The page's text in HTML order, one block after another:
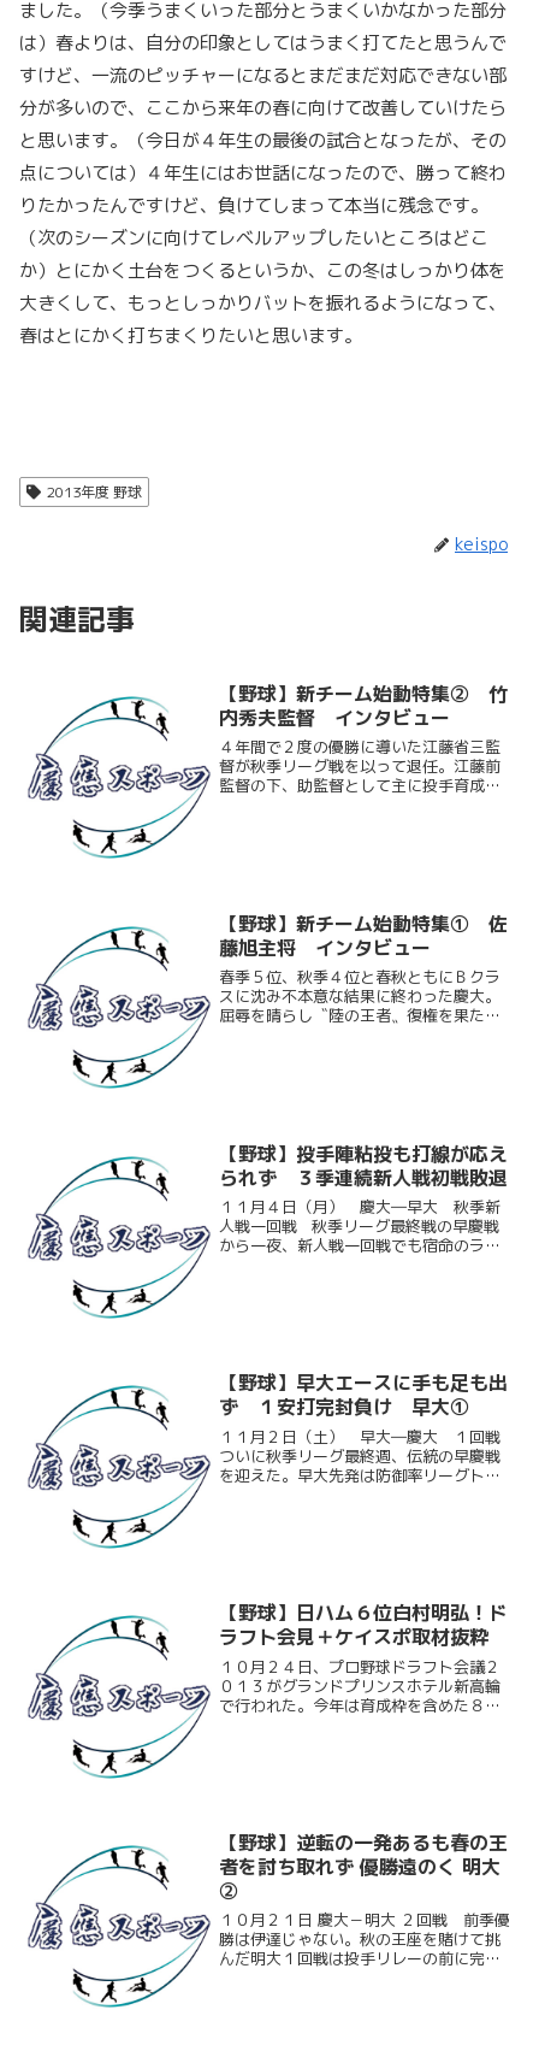
ました。（今季うまくいった部分とうまくいかなかった部分
は）春よりは、自分の印象としてはうまく打てたと思うんで
すけど、一流のピッチャーになるとまだまだ対応できない部
分が多いので、ここから来年の春に向けて改善していけたら
と思います。（今日が４年生の最後の試合となったが、その
点については）４年生にはお世話になったので、勝って終わ
りたかったんですけど、負けてしまって本当に残念です。
（次のシーズンに向けてレベルアップしたいところはどこ
か）とにかく土台をつくるというか、この冬はしっかり体を
大きくして、もっとしっかりバットを振れるようになって、
春はとにかく打ちまくりたいと思います。
2013年度 野球
keispo
関連記事
【野球】新チーム始動特集② 竹
内秀夫監督 インタビュー
４年間で２度の優勝に導いた江藤省三監
督が秋季リーグ戦を以って退任。江藤前
監督の下、助監督として主に投手育成を
【野球】新チーム始動特集① 佐
藤旭主将 インタビュー
春季５位、秋季４位と春秋ともにＢクラ
スに沈み不本意な結果に終わった慶大。
屈辱を晴らし〝陸の王者〟復権を果たす
【野球】投手陣粘投も打線が応え
られず ３季連続新人戦初戦敗退
１１月４日（月） 慶大―早大 秋季新
人戦一回戦 秋季リーグ最終戦の早慶戦
から一夜、新人戦一回戦でも宿命のライ
【野球】早大エースに手も足も出
ず １安打完封負け 早大①
１１月２日（土） 早大―慶大 １回戦
ついに秋季リーグ最終週、伝統の早慶戦
を迎えた。早大先発は防御率リーグトッ
【野球】日ハム６位白村明弘！ド
ラフト会見＋ケイスポ取材抜粋
１０月２４日、プロ野球ドラフト会議２
０１３がグランドプリンスホテル新高輪
で行われた。今年は育成枠を含めた８９
【野球】逆転の一発あるも春の王
者を討ち取れず 優勝遠のく 明大
②
１０月２１日 慶大－明大 ２回戦 前季優
勝は伊達じゃない。秋の王座を賭けて挑
んだ明大１回戦は投手リレーの前に完封